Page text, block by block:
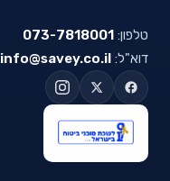
טלפון: 073-7818001
דוא"ל: info@savey.co.il